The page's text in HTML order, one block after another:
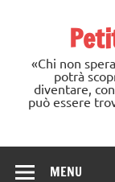
«Chi non
potrà
diventare,
può essere
MENU